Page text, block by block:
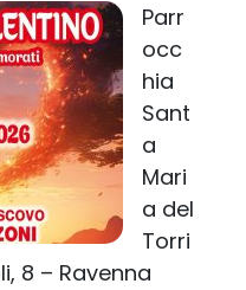
Parr
occ
hia
Sant
a
Mari
a del
Torri
8 – Ravenna